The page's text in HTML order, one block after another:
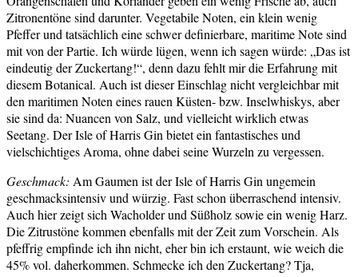
Zitronentöne sind darunter. Vegetabile Noten, ein klein wenig
Pfeffer und tatsächlich eine schwer definierbare, maritime Note sind
mit von der Partie. Ich würde lügen, wenn ich sagen würde: „Das ist
eindeutig der Zuckertang!“, denn dazu fehlt mir die Erfahrung mit
diesem Botanical. Auch ist dieser Einschlag nicht vergleichbar mit
den maritimen Noten eines rauen Küsten- bzw. Inselwhiskys, aber
sie sind da: Nuancen von Salz, und vielleicht wirklich etwas
Seetang. Der Isle of Harris Gin bietet ein fantastisches und
vielschichtiges Aroma, ohne dabei seine Wurzeln zu vergessen.
Geschmack: Am Gaumen ist der Isle of Harris Gin ungemein
geschmacksintensiv und würzig. Fast schon überraschend intensiv.
Auch hier zeigt sich Wacholder und Süßholz sowie ein wenig Harz.
Die Zitrustöne kommen ebenfalls mit der Zeit zum Vorschein. Als
pfeffrig empfinde ich ihn nicht, eher bin ich erstaunt, wie weich die
45% vol. daherkommen. Schmecke ich den Zuckertang? Tja,